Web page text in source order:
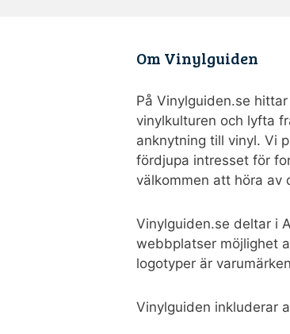
Om Vinylguiden
På Vinylguiden.se
vinylkulturen och lyfta
anknytning till vinyl. Vi
fördjupa intresset för
välkommen att höra av
Vinylguiden.se deltar i
webbplatser möjlighet
logotyper är
Vinylguiden inkluderar